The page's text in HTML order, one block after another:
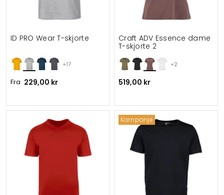
+17
ID PRO Wear T-skjorte
Fra 229,00 kr
+2
Craft ADV Essence dame
T-skjorte 2
519,00 kr
Kampanje